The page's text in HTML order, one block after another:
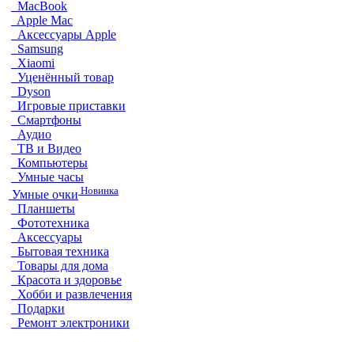
MacBook
Apple Mac
Аксессуары Apple
Samsung
Xiaomi
Уценённый товар
Dyson
Игровые приставки
Смартфоны
Аудио
ТВ и Видео
Компьютеры
Умные часы
Умные очки Новинка
Планшеты
Фототехника
Аксессуары
Бытовая техника
Товары для дома
Красота и здоровье
Хобби и развлечения
Подарки
Ремонт электроники